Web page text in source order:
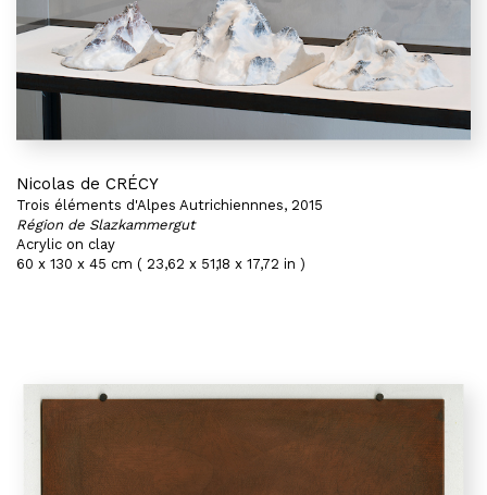
Nicolas de CRÉCY
Trois éléments d'Alpes Autrichiennnes, 2015
Région de Slazkammergut
Acrylic on clay
60 x 130 x 45 cm ( 23,62 x 51,18 x 17,72 in )